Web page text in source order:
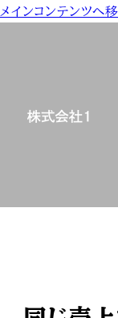
メインコンテンツへ